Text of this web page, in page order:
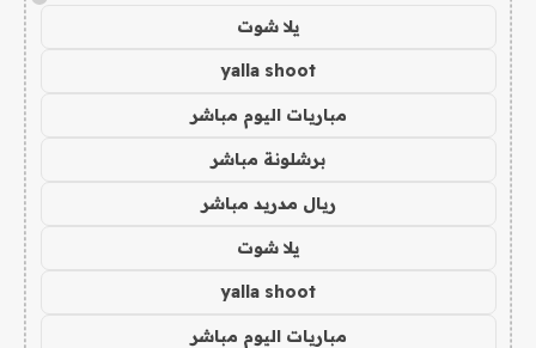
يلا شوت
yalla shoot
مباريات اليوم مباشر
برشلونة مباشر
ريال مدريد مباشر
يلا شوت
yalla shoot
مباريات اليوم مباشر